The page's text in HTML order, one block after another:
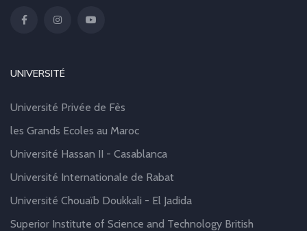
UNIVERSITÉ
Université Privée de Fès
les Grands Ecoles au Maroc
Université Hassan II - Casablanca
Université Internationale de Rabat
Université Chouaïb Doukkali - El Jadida
Superior Institute of Science and Technology British